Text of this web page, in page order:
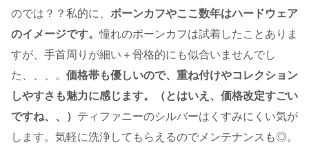
のでは？？私的に、 ボーンカフやここ数年はハードウェア
のイメージです。憧れのボーンカフは試着したことありま
すが、手首周りが細い＋骨格的にも似合いませんでし
た、、、。 価格帯も優しいので、重ね付けやコレクション
しやすさも魅力に感じます。（とはいえ、価格改定すごい
ですね、、） ティファニーのシルバーはくすみにくい気が
します。気軽に洗浄してもらえるのでメンテナンスも◎。